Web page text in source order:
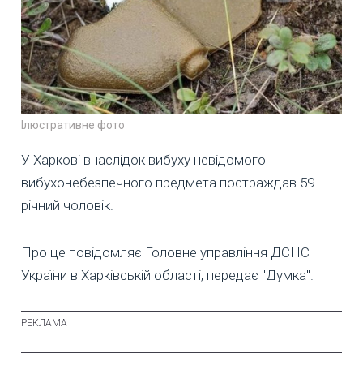
Ілюстративне фото
У Харкові внаслідок вибуху невідомого
вибухонебезпечного предмета постраждав 59-
річний чоловік.
Про це повідомляє Головне управління ДСНС
України в Харківській області, передає "Думка".